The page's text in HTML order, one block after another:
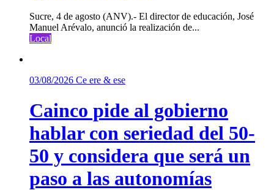
Sucre, 4 de agosto (ANV).- El director de educación, José
Manuel Arévalo, anunció la realización de...
Local
03/08/2026 Ce ere & ese
Cainco pide al gobierno
hablar con seriedad del 50-
50 y considera que será un
paso a las autonomías